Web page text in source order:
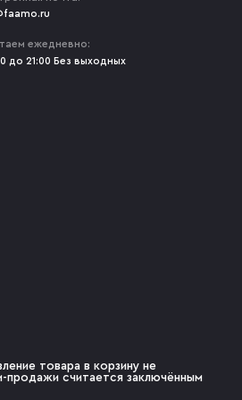
ежедневно:
до 21:00 Без выходных
товара в корзину не
продажи считается заключённым